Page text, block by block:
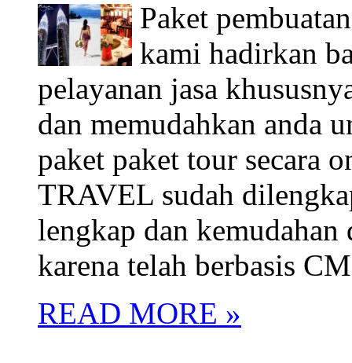
Paket
kami hadirkan
pelayanan jasa
dan memudahkan anda
paket paket tour secara
TRAVEL sudah
lengkap dan
karena telah berbasis
READ MORE »